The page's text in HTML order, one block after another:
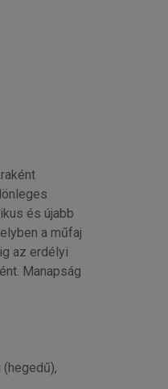
és újabb
a műfaj
az erdélyi
Manapság